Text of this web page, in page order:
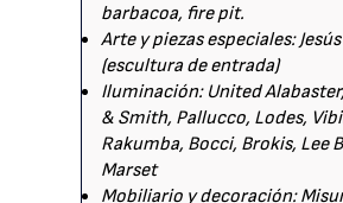
barbacoa, fire pit.
Arte y piezas especiales:
(escultura de entrada)
Iluminación: United
& Smith, Pallucco, Lodes,
Rakumba, Bocci, Brokis, Lee
Marset
Mobiliario y decoración: